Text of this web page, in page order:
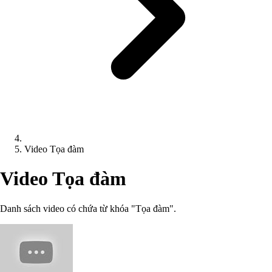
Video Tọa đàm
Video Tọa đàm
Danh sách video có chứa từ khóa "Tọa đàm".